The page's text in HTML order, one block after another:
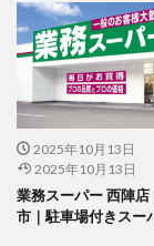
2025年10月13日
2025年10月13日
業務スーパー 西陣
市｜駐車場付きスー